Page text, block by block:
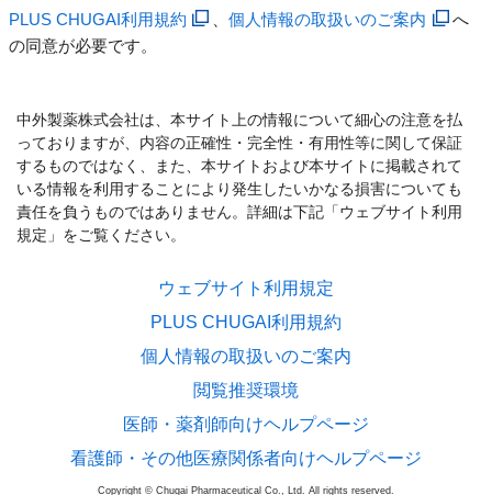
PLUS CHUGAI利用規約
、個人情報の取扱いのご案内
へ
の同意が必要です。
中外製薬株式会社は、本サイト上の情報について細心の注意を払
っておりますが、内容の正確性・完全性・有用性等に関して保証
するものではなく、また、本サイトおよび本サイトに掲載されて
いる情報を利用することにより発生したいかなる損害についても
責任を負うものではありません。詳細は下記「ウェブサイト利用
規定」をご覧ください。
ウェブサイト利用規定
PLUS CHUGAI利用規約
個人情報の取扱いのご案内
閲覧推奨環境
医師・薬剤師向けヘルプページ
看護師・その他医療関係者向けヘルプページ
Copyright © Chugai Pharmaceutical Co., Ltd. All rights reserved.